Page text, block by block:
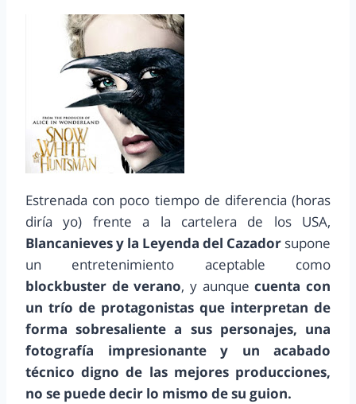
Estrenada con poco tiempo de diferencia (horas
diría yo) frente a la cartelera de los USA,
Blancanieves y la Leyenda del Cazador supone
un entretenimiento aceptable como
blockbuster de verano, y aunquecuenta con
un trío de protagonistas que interpretan de
forma sobresaliente a sus personajes, una
fotografía impresionante y un acabado
técnico digno de las mejores producciones,
no se puede decir lo mismo de su guion.